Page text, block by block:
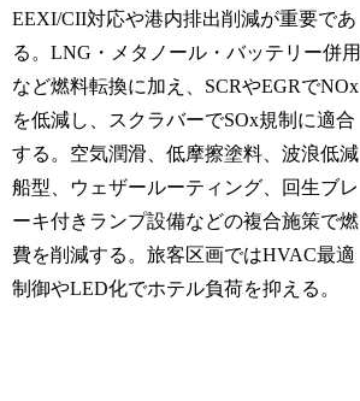
EEXI/CII対応や港内排出削減が重要であ
る。LNG・メタノール・バッテリー併用
など燃料転換に加え、SCRやEGRでNOx
を低減し、スクラバーでSOx規制に適合
する。空気潤滑、低摩擦塗料、波浪低減
船型、ウェザールーティング、回生ブレ
ーキ付きランプ設備などの複合施策で燃
費を削減する。旅客区画ではHVAC最適
制御やLED化でホテル負荷を抑える。